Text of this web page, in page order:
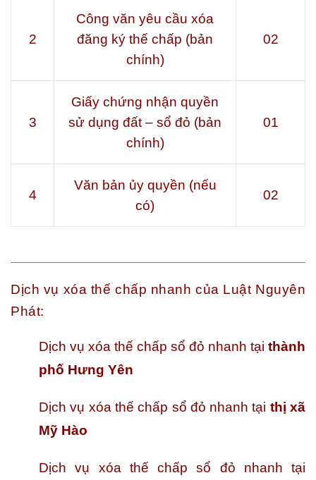
2
Công văn yêu cầu xóa
đăng ký thế chấp (bản
chính)
02
3
Giấy chứng nhận quyền
sử dụng đất – sổ đỏ (bản
chính)
01
4
Văn bản ủy quyền (nếu
có)
02
Dịch vụ xóa thế chấp nhanh của Luật Nguyên
Phát:
Dịch vụ xóa thế chấp sổ đỏ nhanh tại thành
phố Hưng Yên
Dịch vụ xóa thế chấp sổ đỏ nhanh tại thị xã
Mỹ Hào
Dịch vụ xóa thế chấp sổ đỏ nhanh tại